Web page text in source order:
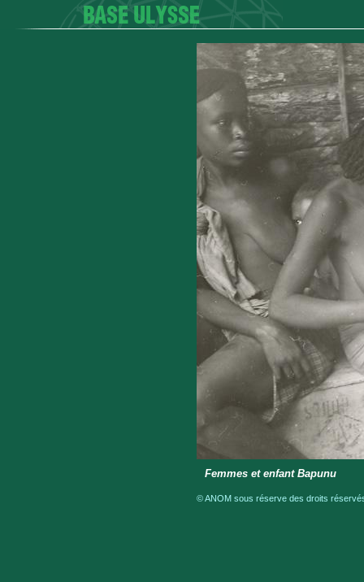
Femmes et enfant Bapunu
© ANOM sous réserve des droits